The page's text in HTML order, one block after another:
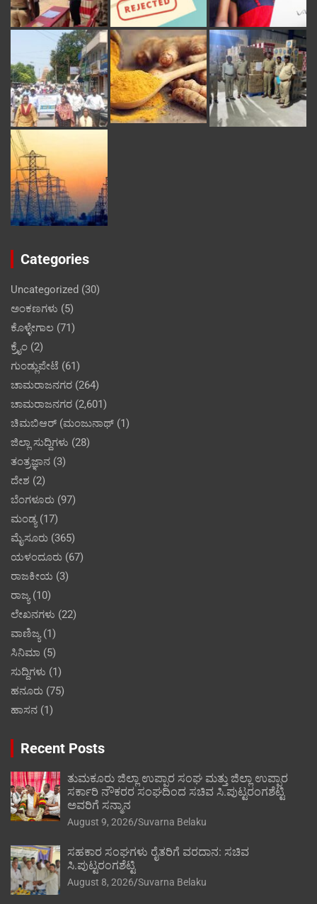
Categories
Uncategorized (30)
ಅಂಕಣಗಳು (5)
ಕೊಳ್ಳೇಗಾಲ (71)
ಕ್ರೈಂ (2)
ಗುಂಡ್ಲುಪೇಟೆ (61)
ಚಾಮರಾಜನಗರ (264)
ಚಾಮರಾಜನಗರ (2,601)
ಚಿಮಬಿಆರ್ (ಮಂಜುನಾಥ್ (1)
ಜಿಲ್ಲಾ ಸುದ್ದಿಗಳು (28)
ತಂತ್ರಜ್ಞಾನ (3)
ದೇಶ (2)
ಬೆಂಗಳೂರು (97)
ಮಂಡ್ಯ(17)
ಮೈಸೂರು (365)
ಯಳಂದೂರು (67)
ರಾಜಕೀಯ (3)
ರಾಜ್ಯ(10)
ಲೇಖನಗಳು (22)
ವಾಣಿಜ್ಯ(1)
ಸಿನಿಮಾ (5)
ಸುದ್ದಿಗಳು (1)
ಹನೂರು (75)
ಹಾಸನ (1)
Recent Posts
ತುಮಕೂರು ಜಿಲ್ಲಾ ಉಪ್ಪಾರ ಸಂಘ ಮತ್ತು ಜಿಲ್ಲಾ ಉಪ್ಪಾರ
ಸರ್ಕಾರಿ ನೌಕರರ ಸಂಘದಿಂದ ಸಚಿವ ಸಿ.ಪುಟ್ಟರಂಗಶೆಟ್ಟಿ
ಅವರಿಗೆ ಸನ್ಮಾನ
August 9, 2026 Suvarna Belaku
ಸಹಕಾರ ಸಂಘಗಳು ರೈತರಿಗೆ ವರದಾನ: ಸಚಿವ
ಸಿ.ಪುಟ್ಟರಂಗಶೆಟ್ಟಿ
August 8, 2026 Suvarna Belaku